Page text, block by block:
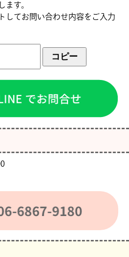
ます。
してお問い合わせ内容をご入力
コピー